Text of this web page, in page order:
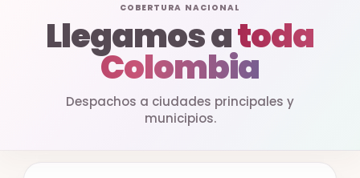
COBERTURA NACIONAL
Llegamos atoda
Colombia
Despachos a ciudades principales y
municipios.